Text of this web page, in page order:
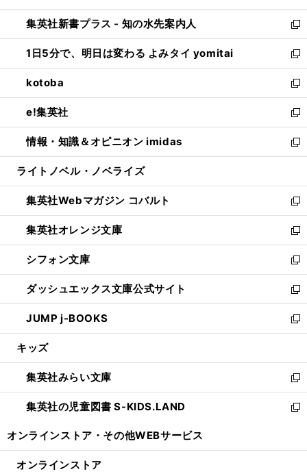
開
く
ン
ド
ウ
で
開
く
ウ
ィ
ン
ド
ウ
で
開
く
し
い
ウ
ィ
ン
ド
ウ
で
開
く
集英社新書プラス - 知の水先案内人
新
し
い
ウ
ィ
ン
ド
ウ
で
開
1日5分で、明日は変わる よみタイ yomitai
新
し
い
ウ
ィ
ン
ド
ウ
開
く
kotoba
新
し
い
ウ
ィ
ン
ウ
で
開
く
e!集英社
新
し
い
ウ
ン
ド
ウ
で
開
く
情報・知識＆オピニオン imidas
新
し
ウ
ィ
ン
ド
ウ
で
開
く
ライトノベル・ノベライズ
集英社Webマガジン コバルト
新
し
い
ウ
ィ
ン
ド
ウ
で
開
集英社オレンジ文庫
新
し
い
ウ
ィ
ン
ド
ウ
開
く
シフォン文庫
新
し
い
ウ
ィ
ン
ウ
で
開
く
ダッシュエックス文庫公式サイト
新
し
い
ウ
ン
ド
ウ
で
JUMP j-BOOKS
新
し
ウ
ィ
ン
ド
開
キッズ
集英社みらい文庫
新
し
い
ン
集英社の児童図書 S-KIDS.LAND
新
ウ
オンラインストア・ その他WEBサービス
オンラインストア